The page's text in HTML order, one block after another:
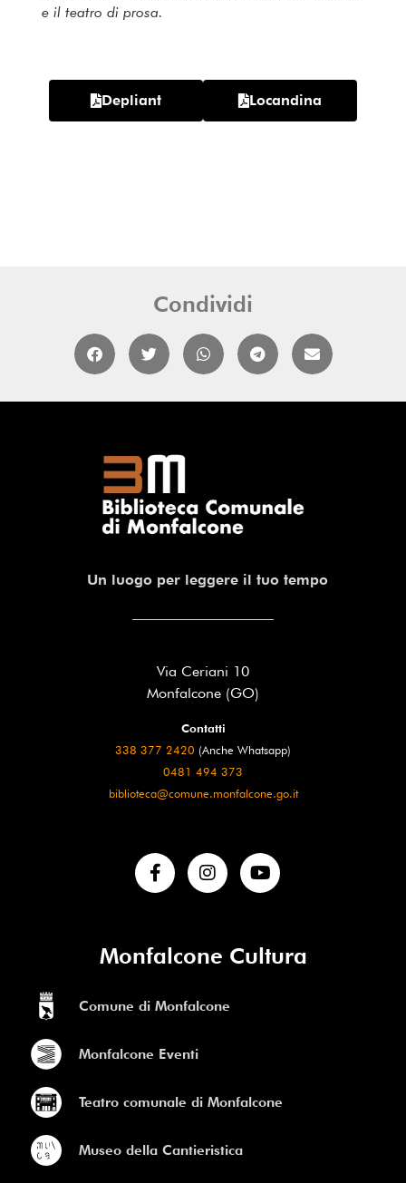
e il teatro di prosa.
Depliant Locandina
Condividi
Un luogo per leggere il tuo tempo
Via Ceriani 10
Monfalcone (GO)
Contatti
338 377 2420 (Anche Whatsapp)
0481 494 373
biblioteca@comune.monfalcone.go.it
Monfalcone Cultura
Comune di Monfalcone
Monfalcone Eventi
Teatro comunale di Monfalcone
Museo della Cantieristica